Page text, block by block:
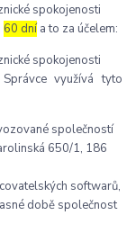
spokojenosti
60 dnía to za účelem:
spokojenosti
využívá tyto
společností
650/1, 186
softwarů,
době společnost